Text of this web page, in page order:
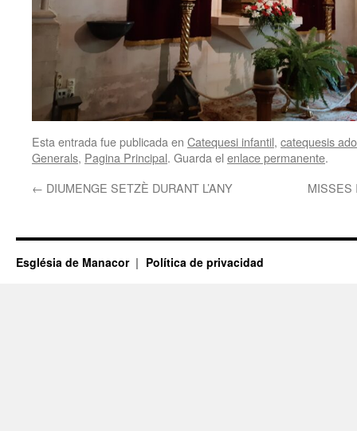
Esta entrada fue publicada en Catequesi infantil, catequesis
Generals, Pagina Principal. Guarda el enlace permanente.
← DIUMENGE SETZÈ DURANT L’ANY MISSES
Església de Manacor Política de privacidad